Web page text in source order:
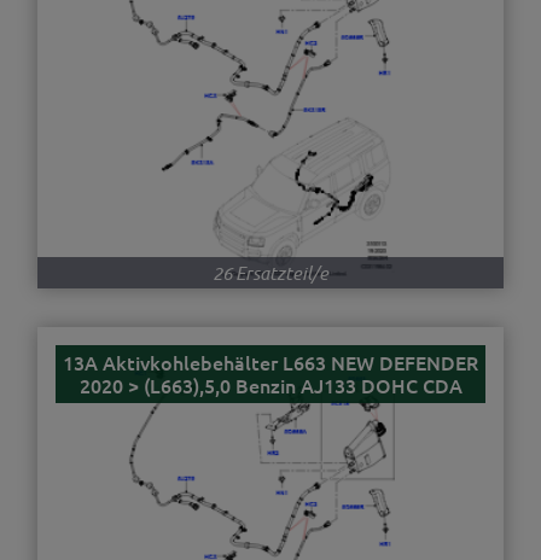
26 Ersatzteil/e
13A Aktivkohlebehälter L663 NEW DEFENDER
2020 > (L663),5,0 Benzin AJ133 DOHC CDA